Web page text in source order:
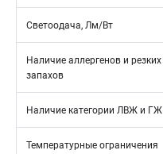
Светоодача, Лм/Вт
Наличие аллергенов и резких
запахов
Наличие категории ЛВЖ и ГЖ
Температурные ограничения